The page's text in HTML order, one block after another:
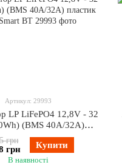
Артикул: 29993
LP LiFePO4 12,8V - 32
(BMS 40А/32A)
LCD Smart BT
грн
грн Купити
В наявності